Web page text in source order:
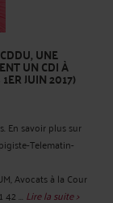
UNE
UN CDI À
JUIN 2017)
En savoir plus sur
Telematin-
Avocats à la Cour
... Lire la suite >